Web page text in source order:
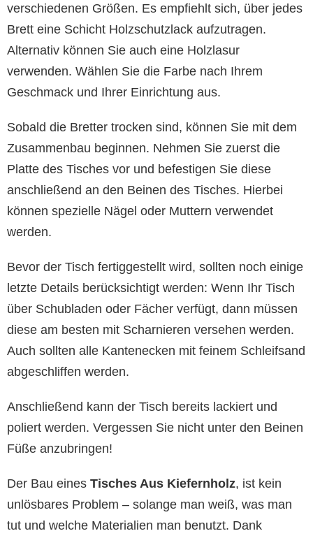
verschiedenen Größen. Es empfiehlt sich, über jedes
Brett eine Schicht Holzschutzlack aufzutragen.
Alternativ können Sie auch eine Holzlasur
verwenden. Wählen Sie die Farbe nach Ihrem
Geschmack und Ihrer Einrichtung aus.
Sobald die Bretter trocken sind, können Sie mit dem
Zusammenbau beginnen. Nehmen Sie zuerst die
Platte des Tisches vor und befestigen Sie diese
anschließend an den Beinen des Tisches. Hierbei
können spezielle Nägel oder Muttern verwendet
werden.
Bevor der Tisch fertiggestellt wird, sollten noch einige
letzte Details berücksichtigt werden: Wenn Ihr Tisch
über Schubladen oder Fächer verfügt, dann müssen
diese am besten mit Scharnieren versehen werden.
Auch sollten alle Kantenecken mit feinem Schleifsand
abgeschliffen werden.
Anschließend kann der Tisch bereits lackiert und
poliert werden. Vergessen Sie nicht unter den Beinen
Füße anzubringen!
Der Bau eines Tisches Aus Kiefernholz, ist kein
unlösbares Problem – solange man weiß, was man
tut und welche Materialien man benutzt. Dank